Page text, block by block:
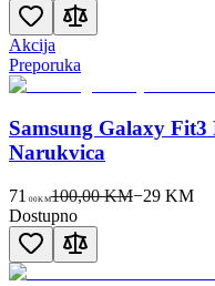
Akcija
Preporuka
Samsung Galaxy
Narukvica
71 00KM100,00 KM−29KM
Dostupno